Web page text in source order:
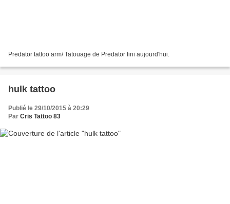
Predator tattoo arm/ Tatouage de Predator fini aujourd'hui.
hulk tattoo
Publié le 29/10/2015 à 20:29
Par Cris Tattoo 83